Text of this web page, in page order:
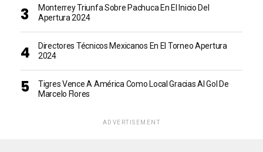
Monterrey Triunfa Sobre Pachuca En El Inicio Del
Apertura 2024
Directores Técnicos Mexicanos En El Torneo Apertura
2024
Tigres Vence A América Como Local Gracias Al Gol De
Marcelo Flores
ADVERTISEMENT